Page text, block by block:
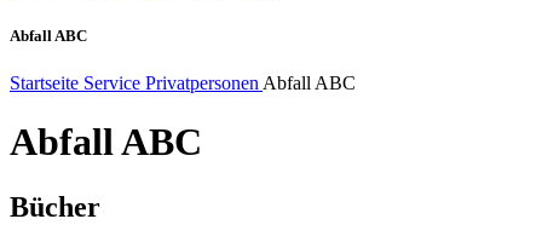
Abfall ABC
Startseite Service Privatpersonen Abfall ABC
Abfall ABC
Bücher